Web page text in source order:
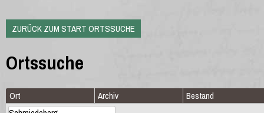
ZURÜCK ZUM START ORTSSUCHE
Ortssuche
Ort Archiv Bestand